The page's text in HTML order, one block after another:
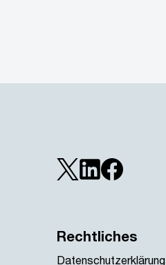
Rechtliches
Datenschutzerklärung